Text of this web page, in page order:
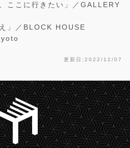
ここに行きたい」／GALLERY
」／BLOCK HOUSE
更新日:2022/12/07